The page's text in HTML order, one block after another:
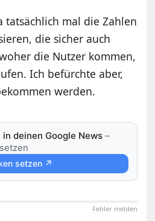
mal die Zahlen
die sicher auch
die Nutzer kommen,
Ich befürchte aber,
werden.
deinen Google News –
setzen ↗
Fehler melden